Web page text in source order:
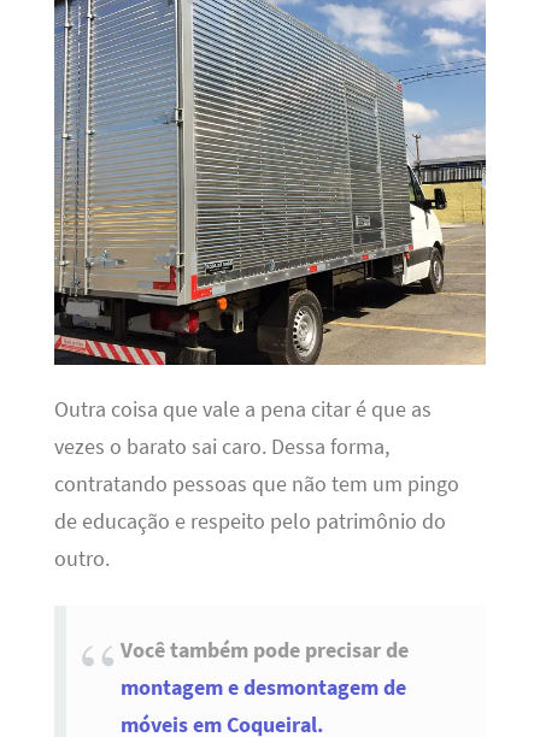
Outra coisa que vale a pena citar é que as
vezes o barato sai caro. Dessa forma,
contratando pessoas que não tem um pingo
de educação e respeito pelo patrimônio do
outro.
Você também pode precisar de
montagem e desmontagem de
móveis em Coqueiral.